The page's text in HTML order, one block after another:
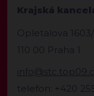
Krajská
Opletalova
110 00 Praha 1
telefon: +420